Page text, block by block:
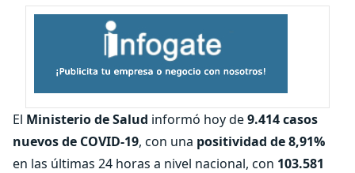
El Ministerio de Salud informó hoy de9.414 casos
nuevos de COVID-19, con una positividad de 8,91%
en las últimas 24 horas a nivel nacional, con 103.581